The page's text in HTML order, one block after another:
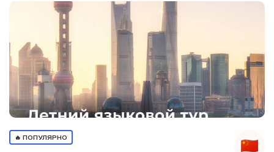
🔥 ПОПУЛЯРНО